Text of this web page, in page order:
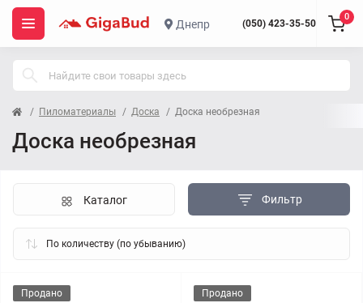
Днепр (050) 423-35-50
0
Пиломатериалы Доска Доска необрезная
Доска необрезная
Фильтр
Каталог
Продано Продано